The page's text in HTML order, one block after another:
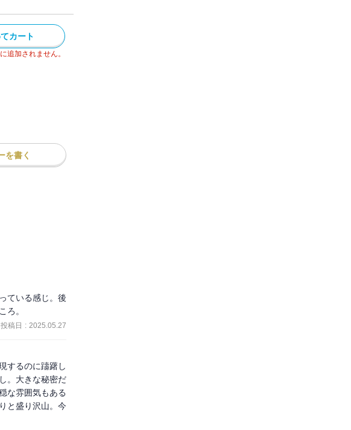
カート
追加されません。
を書く
ている感じ。後
ろ。
投稿日 : 2025.05.27
するのに躊躇し
。大きな秘密だ
な雰囲気もある
と盛り沢山。今